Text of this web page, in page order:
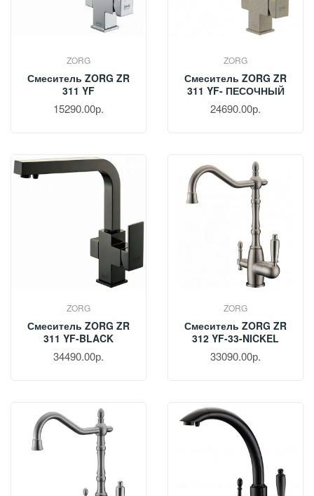
ZORG
Смеситель ZORG ZR
311 YF
15290.00р.
ZORG
Смеситель ZORG ZR
311 YF- ПЕСОЧНЫЙ
24690.00р.
ZORG
Смеситель ZORG ZR
311 YF-BLACK
34490.00р.
ZORG
Смеситель ZORG ZR
312 YF-33-NICKEL
33090.00р.